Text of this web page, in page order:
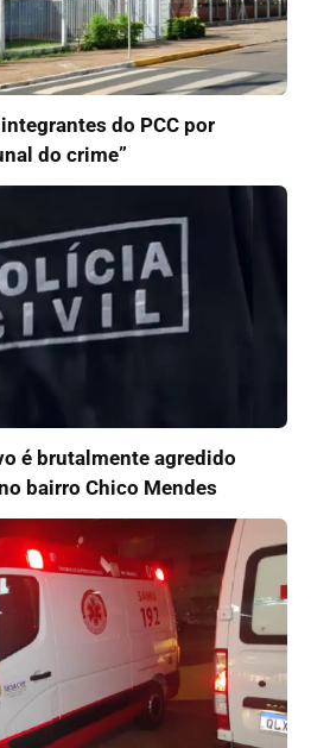
do PCC por
do crime”
é brutalmente agredido
bairro Chico Mendes